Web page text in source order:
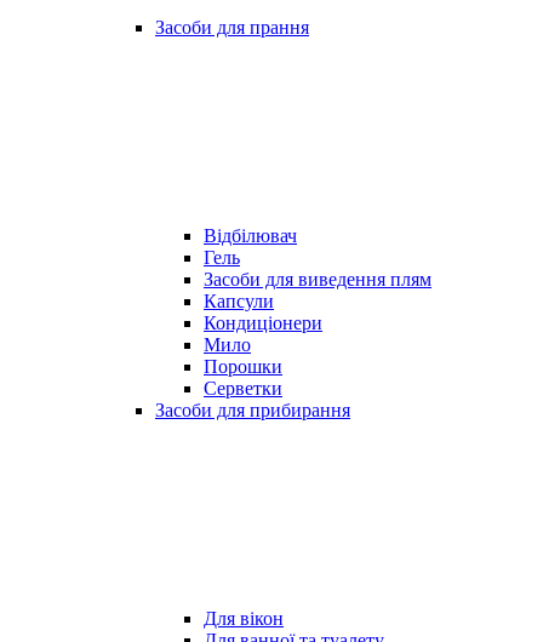
Засоби для прання
Відбілювач
Гель
Засоби для виведення плям
Капсули
Кондиціонери
Мило
Порошки
Серветки
Засоби для прибирання
Для вікон